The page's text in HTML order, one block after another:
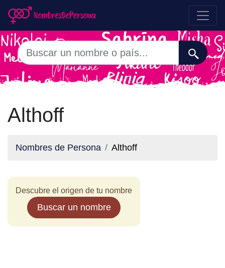
Althoff
Nombres de Persona Althoff
Descubre el origen de tu nombre
Buscar un nombre